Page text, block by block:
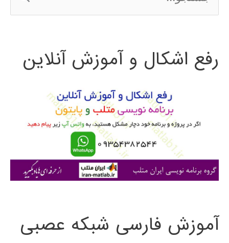
س
ج
ی
رفع اشکال و آموزش آنلاین
آموزش فارسی شبکه عصبی